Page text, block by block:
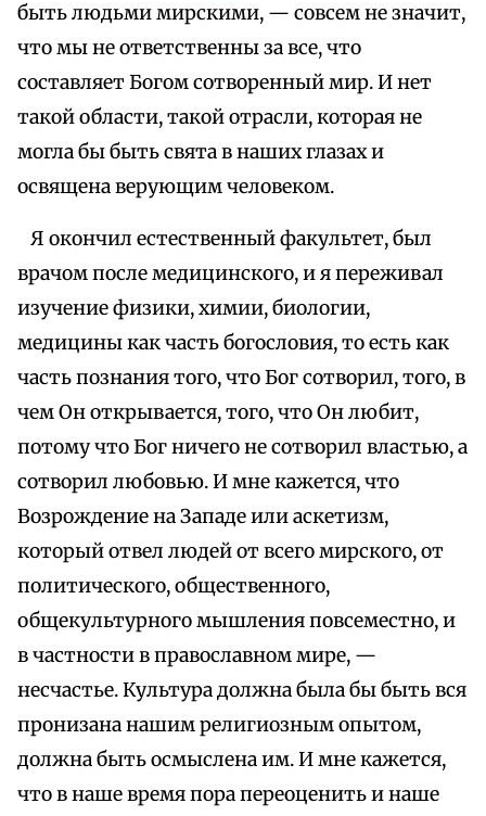
быть людьми мирскими, — совсем не значит,
что мы не ответственны за все, что
составляет Богом сотворенный мир. И нет
такой области, такой отрасли, которая не
могла бы быть свята в наших глазах и
освящена верующим человеком.
Я окончил естественный факультет, был
врачом после медицинского, и я переживал
изучение физики, химии, биологии,
медицины как часть богословия, то есть как
часть познания того, что Бог сотворил, того, в
чем Он открывается, того, что Он любит,
потому что Бог ничего не сотворил властью, а
сотворил любовью. И мне кажется, что
Возрождение на Западе или аскетизм,
который отвел людей от всего мирского, от
политического, общественного,
общекультурного мышления повсеместно, и
в частности в православном мире, —
несчастье. Культура должна была бы быть вся
пронизана нашим религиозным опытом,
должна быть осмыслена им. И мне кажется,
что в наше время пора переоценить и наше